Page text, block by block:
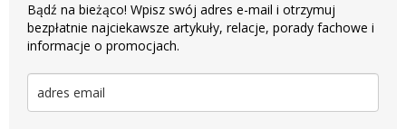
Bądź na bieżąco! Wpisz swój adres e-mail i otrzymuj
bezpłatnie najciekawsze artykuły, relacje, porady fachowe i
informacje o promocjach.